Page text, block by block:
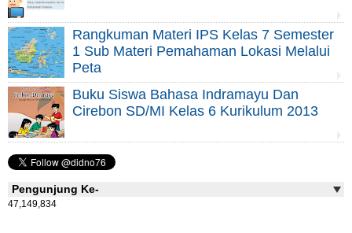
Rangkuman Materi IPS Kelas 7 Semester
1 Sub Materi Pemahaman Lokasi Melalui
Peta
Buku Siswa Bahasa Indramayu Dan
Cirebon SD/MI Kelas 6 Kurikulum 2013
Pengunjung Ke-
47,149,834